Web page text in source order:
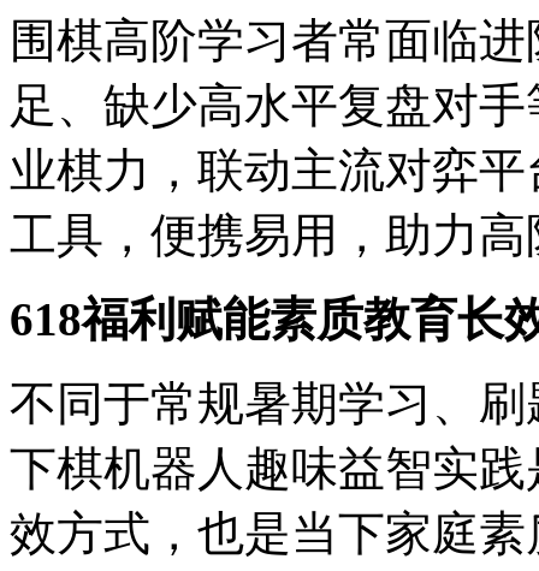
围棋高阶学习者常面临
足、缺少高水平复盘对
业棋力，联动主流对弈
工具，便携易用，助力
618福利赋能素质教育长
不同于常规暑期学习、
下棋机器人趣味益智实
效方式，也是当下家庭